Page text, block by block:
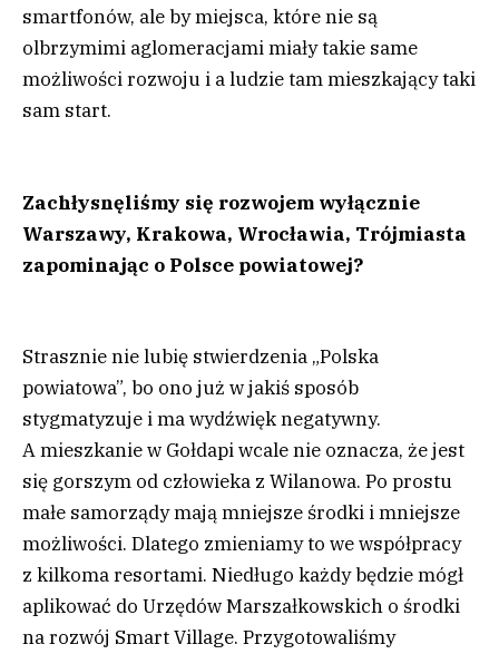
smartfonów, ale by miejsca, które nie są
olbrzymimi aglomeracjami miały takie same
możliwości rozwoju i a ludzie tam mieszkający taki
sam start.
Zachłysnęliśmy się rozwojem wyłącznie
Warszawy, Krakowa, Wrocławia, Trójmiasta
zapominając o Polsce powiatowej?
Strasznie nie lubię stwierdzenia „Polska
powiatowa”, bo ono już w jakiś sposób
stygmatyzuje i ma wydźwięk negatywny.
A mieszkanie w Gołdapi wcale nie oznacza, że jest
się gorszym od człowieka z Wilanowa. Po prostu
małe samorządy mają mniejsze środki i mniejsze
możliwości. Dlatego zmieniamy to we współpracy
z kilkoma resortami. Niedługo każdy będzie mógł
aplikować do Urzędów Marszałkowskich o środki
na rozwój Smart Village. Przygotowaliśmy